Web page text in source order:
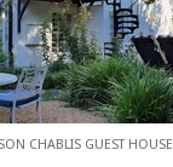
CHABLIS GUEST HOUSE